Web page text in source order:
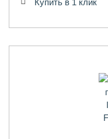
Купить в 1 клик